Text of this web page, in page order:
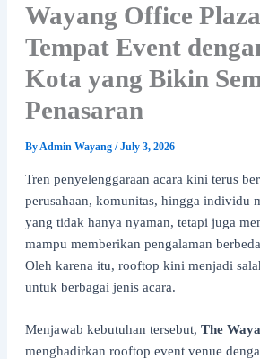
Wayang Office
Tempat Event
Kota yang Bikin
Penasaran
ByAdmin Wayang /July 3, 2026
Tren penyelenggaraan acara kini terus
perusahaan, komunitas, hingga individu
yang tidak hanya nyaman, tetapi juga
mampu memberikan pengalaman
Oleh karena itu, rooftop kini menjadi
untuk berbagai jenis acara.
Menjawab kebutuhan tersebut, The
menghadirkan rooftop event venue